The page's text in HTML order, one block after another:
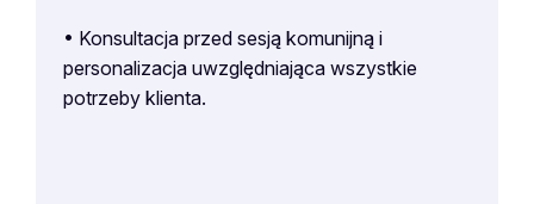
• Konsultacja przed sesją komunijną i
personalizacja uwzględniająca wszystkie
potrzeby klienta.